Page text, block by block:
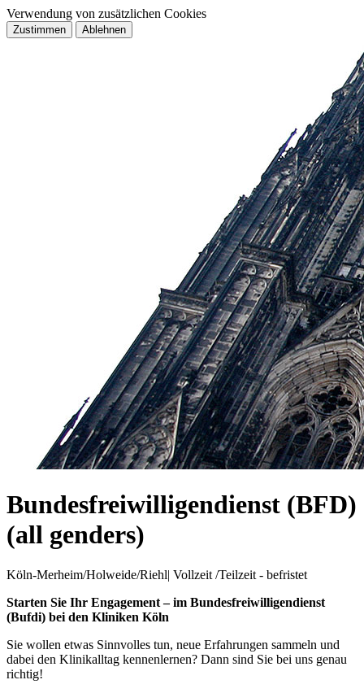
Verwendung von zusätzlichen Cookies
Zustimmen Ablehnen
Bundesfreiwilligendienst (BFD)
(all genders)
Köln-Merheim/Holweide/Riehl| Vollzeit /Teilzeit - befristet
Starten Sie Ihr Engagement – im Bundesfreiwilligendienst
(Bufdi) bei den Kliniken Köln
Sie wollen etwas Sinnvolles tun, neue Erfahrungen sammeln und
dabei den Klinikalltag kennenlernen? Dann sind Sie bei uns genau
richtig!